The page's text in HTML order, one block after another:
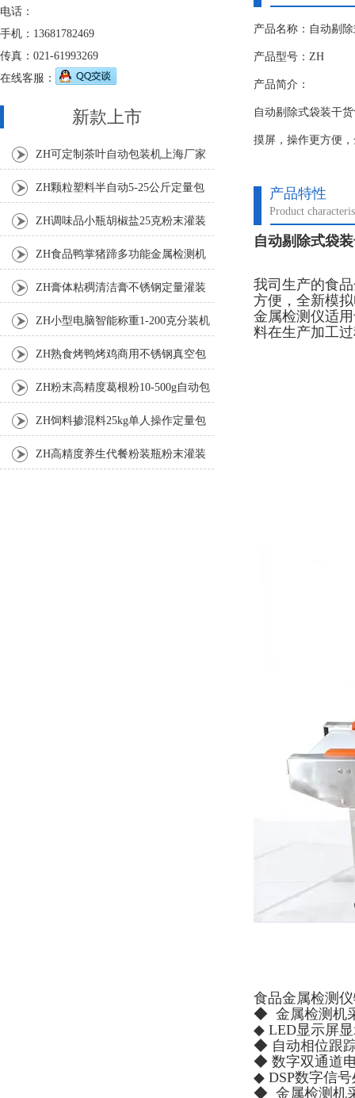
产品名称：自动剔
产品型号：ZH
产品简介：
自动剔除式袋装干
摸屏，操作更方便
产品特性
Product
自动剔除式袋
我司生产的食
方便，全新模
金属检测仪适
料在生产加工
食品金属检测
◆ 金属检测机
◆ LED显示屏
◆ 自动相位跟
◆ 数字双通道
◆ DSP数字信
◆ 金属检测机
电话：
手机：13681782469
传真：021-61993269
在线客服：
新款上市
ZH可定制茶叶自动包装机上海厂家
ZH颗粒塑料半自动5-25公斤定量包
装机 ZH调味品小瓶胡椒盐25克粉末灌装
ZH食品鸭掌猪蹄多功能金属检测机
ZH膏体粘稠清洁膏不锈钢定量灌装
机厂家 ZH小型电脑智能称重1-200克分装机
ZH熟食烤鸭烤鸡商用不锈钢真空包
装机 ZH粉末高精度葛根粉10-500g自动包
装机 ZH饲料掺混料25kg单人操作定量包
装机 ZH高精度养生代餐粉装瓶粉末灌装